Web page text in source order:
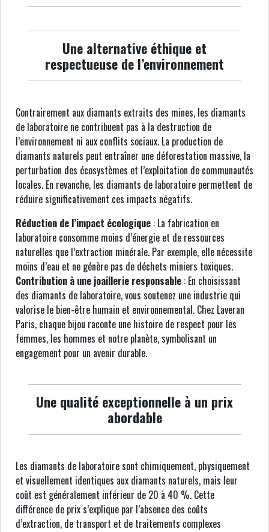
Une alternative éthique et
respectueuse de l’environnement
Contrairement aux diamants extraits des mines, les diamants
de laboratoire ne contribuent pas à la destruction de
l’environnement ni aux conflits sociaux. La production de
diamants naturels peut entraîner une déforestation massive, la
perturbation des écosystèmes et l’exploitation de communautés
locales. En revanche, les diamants de laboratoire permettent de
réduire significativement ces impacts négatifs.
Réduction de l’impact écologique : La fabrication en
laboratoire consomme moins d’énergie et de ressources
naturelles que l’extraction minérale. Par exemple, elle nécessite
moins d’eau et ne génère pas de déchets miniers toxiques.
Contribution à une joaillerie responsable : En choisissant
des diamants de laboratoire, vous soutenez une industrie qui
valorise le bien-être humain et environnemental. Chez Laveran
Paris, chaque bijou raconte une histoire de respect pour les
femmes, les hommes et notre planète, symbolisant un
engagement pour un avenir durable.
Une qualité exceptionnelle à un prix
abordable
Les diamants de laboratoire sont chimiquement, physiquement
et visuellement identiques aux diamants naturels, mais leur
coût est généralement inférieur de 20 à 40 %. Cette
différence de prix s’explique par l’absence des coûts
d’extraction, de transport et de traitements complexes